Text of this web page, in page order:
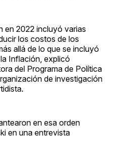
en 2022 incluyó varias
los costos de los
allá de lo que se incluyó
Inflación, explicó
del Programa de Política
de investigación
en esa orden
en una entrevista